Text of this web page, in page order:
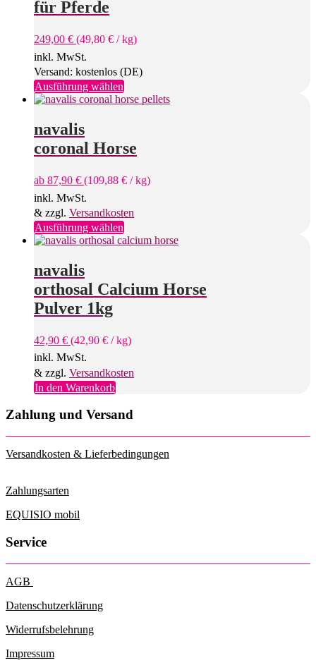
der
gewählt
werden
für Pferde
249,00 € (49,80 € /kg)
inkl. MwSt.
Versand: kostenlos (DE)
Ausführung wählenDieses
Produkt
auf.
Optionen
können
der
Produktseite
gewählt
navalis
coronal Horse
ab 87,90 € (109,88 € /kg)
inkl. MwSt.
& zzgl. Versandkosten
Ausführung wählenDieses
Produkt
auf.
auf
gewählt
navalis
orthosal Calcium Horse
Pulver 1kg
42,90 € (42,90 € /kg)
inkl. MwSt.
& zzgl. Versandkosten
In den Warenkorb
Zahlung und Versand
Versandkosten & Lieferbedingungen
Zahlungsarten
EQUISIO mobil
Service
AGB
Datenschutzerklärung
Widerrufsbelehrung
Impressum